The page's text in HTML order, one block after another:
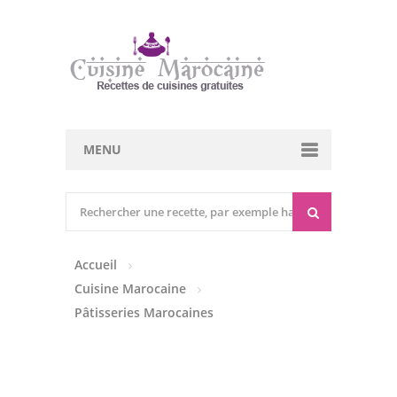
MENU
Entrées Froides
Tajines
Accueil
Cuisine Marocaine
Pâtisseries Marocaines